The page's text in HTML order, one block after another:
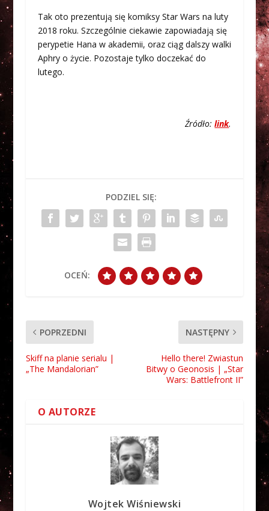
Tak oto prezentują się komiksy Star Wars na luty
2018 roku. Szczególnie ciekawie zapowiadają się
perypetie Hana w akademii, oraz ciąg dalszy walki
Aphry o życie. Pozostaje tylko doczekać do
lutego.
Źródło:link.
PODZIEL SIĘ:
OCEŃ:
POPRZEDNI
Skiff na planie serialu |
„The Mandalorian”
NASTĘPNY
Hello there! Zwiastun
Bitwy o Geonosis | „Star
Wars: Battlefront II”
O AUTORZE
Wojtek Wiśniewski